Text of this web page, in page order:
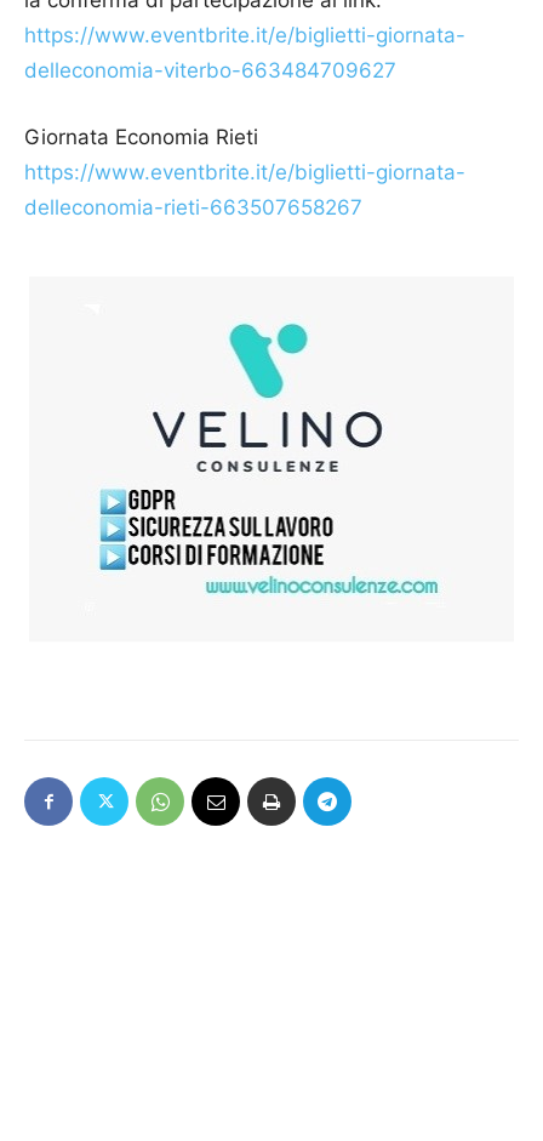
https://www.eventbrite.it/e/biglietti-giornata-
delleconomia-viterbo-663484709627
Giornata Economia Rieti
https://www.eventbrite.it/e/biglietti-giornata-
delleconomia-rieti-663507658267